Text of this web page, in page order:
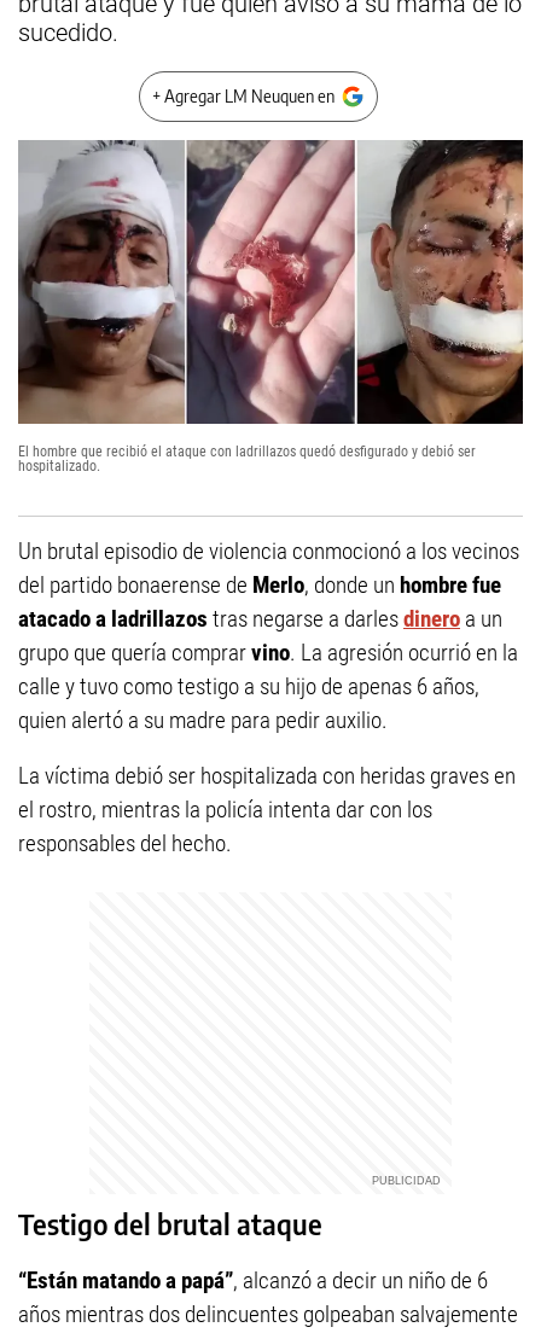
sucedido.
+ Agregar LM Neuquen en
El hombre que recibió el ataque con ladrillazos quedó desfigurado y debió ser
hospitalizado.
Un brutal episodio de violencia conmocionó a los vecinos
del partido bonaerense de Merlo, donde un hombre fue
atacado a ladrillazos tras negarse a darlesdinero a un
grupo que quería comprarvino. La agresión ocurrió en la
calle y tuvo como testigo a su hijo de apenas 6 años,
quien alertó a su madre para pedir auxilio.
La víctima debió ser hospitalizada con heridas graves en
el rostro, mientras la policía intenta dar con los
responsables del hecho.
Testigo del brutal ataque
“Están matando a papá”, alcanzó a decir un niño de 6
años mientras dos delincuentes golpeaban salvajemente